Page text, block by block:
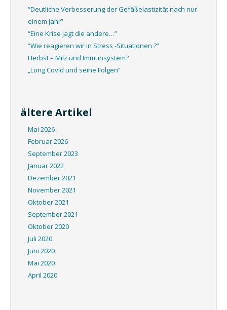
“Deutliche Verbesserung der Gefäßelastizität nach nur
einem Jahr”
“Eine Krise jagt die andere…”
“Wie reagieren wir in Stress -Situationen ?”
Herbst – Milz und Immunsystem?
„Long Covid und seine Folgen“
ältere Artikel
Mai 2026
Februar 2026
September 2023
Januar 2022
Dezember 2021
November 2021
Oktober 2021
September 2021
Oktober 2020
Juli 2020
Juni 2020
Mai 2020
April 2020